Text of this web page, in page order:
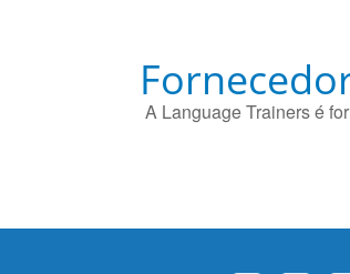
A Language Trainers é